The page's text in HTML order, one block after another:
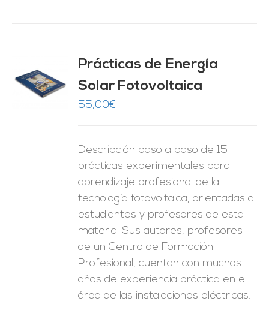
Prácticas de Energía
Solar Fotovoltaica
55,00€
Descripción paso a paso de 15
prácticas experimentales para
aprendizaje profesional de la
tecnología fotovoltaica, orientadas a
estudiantes y profesores de esta
materia. Sus autores, profesores
de un Centro de Formación
Profesional, cuentan con muchos
años de experiencia práctica en el
área de las instalaciones eléctricas.